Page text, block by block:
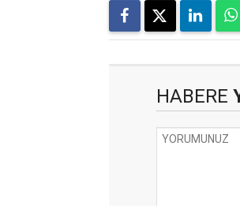
HABERE